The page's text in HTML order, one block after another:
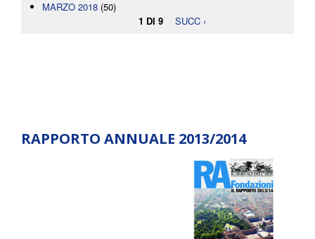
MARZO 2018 (50)
1 DI 9
SUCC ›
RAPPORTO ANNUALE 2013/2014